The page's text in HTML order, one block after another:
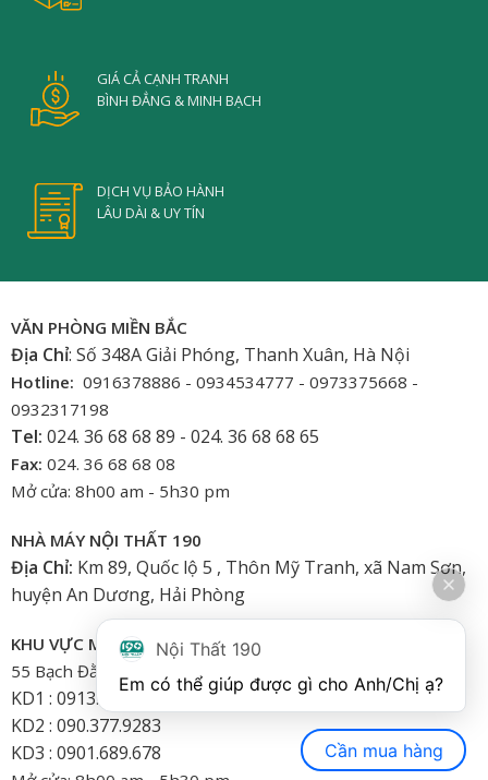
GIÁ CẢ CẠNH TRANH
BÌNH ĐẲNG & MINH BẠCH
DỊCH VỤ BẢO HÀNH
LÂU DÀI & UY TÍN
VĂN PHÒNG MIỀN BẮC
Địa Chỉ: Số 348A Giải Phóng, Thanh Xuân, Hà Nội
Hotline: 0916378886 - 0934534777 - 0973375668 -
0932317198
Tel: 024. 36 68 68 89 - 024. 36 68 68 65
Fax: 024. 36 68 68 08
Mở cửa: 8h00 am - 5h30 pm
NHÀ MÁY NỘI THẤT 190
Địa Chỉ: Km 89, Quốc lộ 5 , Thôn Mỹ Tranh, xã Nam Sơn,
huyện An Dương, Hải Phòng
KHU VỰC MIỀN NAM
55 Bạch Đằng, Phường 15, Bình Thạnh-HCM
KD1 : 0913.922.926
KD2 : 090.377.9283
KD3 : 0901.689.678
Nội Thất 190
Cần mua hàng